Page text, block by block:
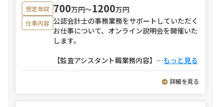
想定年収 700万円〜1200万円
仕事内容 公認会計士の事務業務をサポートしていただく
お仕事について、オンライン説明会を開催いた
します。
【監査アシスタント職業務内容】 ⋯もっと見る
詳細を見る